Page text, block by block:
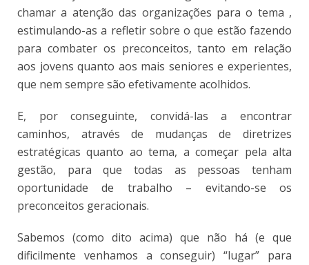
chamar a atenção das organizações para o tema ,
estimulando-as a refletir sobre o que estão fazendo
para combater os preconceitos, tanto em relação
aos jovens quanto aos mais seniores e experientes,
que nem sempre são efetivamente acolhidos.
E, por conseguinte, convidá-las a encontrar
caminhos, através de mudanças de diretrizes
estratégicas quanto ao tema, a começar pela alta
gestão, para que todas as pessoas tenham
oportunidade de trabalho – evitando-se os
preconceitos geracionais.
Sabemos (como dito acima) que não há (e que
dificilmente venhamos a conseguir) “lugar” para